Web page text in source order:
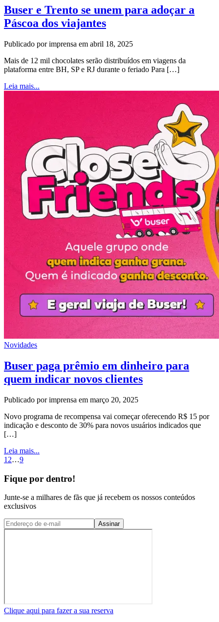
Buser e Trento se unem para adoçar a
Páscoa dos viajantes
Publicado por imprensa em abril 18, 2025
Mais de 12 mil chocolates serão distribuídos em viagens da
plataforma entre BH, SP e RJ durante o feriado Para […]
Leia mais...
Novidades
Buser paga prêmio em dinheiro para
quem indicar novos clientes
Publicado por imprensa em março 20, 2025
Novo programa de recompensa vai começar oferecendo R$ 15 por
indicação e desconto de 30% para novos usuários indicados que
[…]
Leia mais...
1 2…9
Fique por dentro!
Junte-se a milhares de fãs que já recebem os nossos conteúdos
exclusivos
Assinar
Clique aqui para fazer a sua reserva